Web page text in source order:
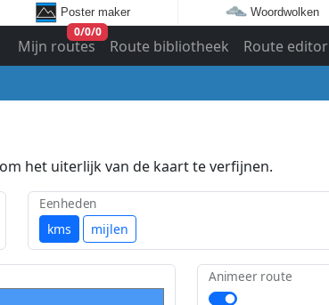
Poster maker Woordwolken
Mijn routes
0/0/0
Route bibliotheek Route editor
het uiterlijk van de kaart te verfijnen.
kms mijlen
Eenheden
Animeer route